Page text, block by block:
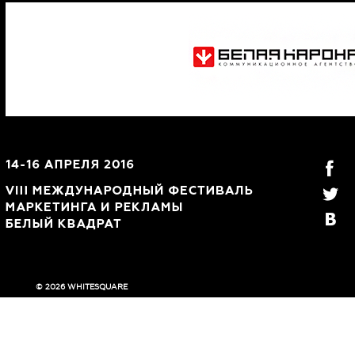
© 2026 WHITESQUARE